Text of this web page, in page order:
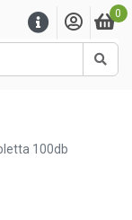
0
100db